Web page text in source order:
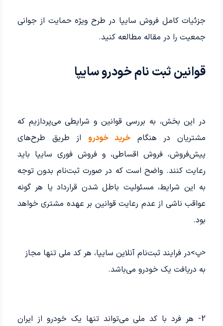
جزئیات کامل فروش سایپا در طرح ویژه حمایت از جوانی
جمعیت را در مقاله مطالعه کنید.
قوانین ثبت نام خودرو سایپا
در این بخش، به بررسی قوانین و شرایطی می‌پردازیم که
مشتریان در هنگامخرید خودرواز طریق طرح‌های
پیش‌فروش، فروش اقساطی، و فروش فوری سایپا باید
رعایت کنند. واضح است که در صورت ثبت‌نام بدون توجه
به این شرایط، مسئولیت باطل شدن قرارداد یا هر گونه
عواقب ناشی از عدم رعایت قوانین بر عهده مشتری خواهد
بود.
<پ>در فرایند ثبت‌نام آنلاین سایپا، هر کد ملی تنها مجاز
به دریافت یک خودرو می‌باشد.
2- هر فرد با کد ملی می‌تواند تنها یک خودرو از ایران